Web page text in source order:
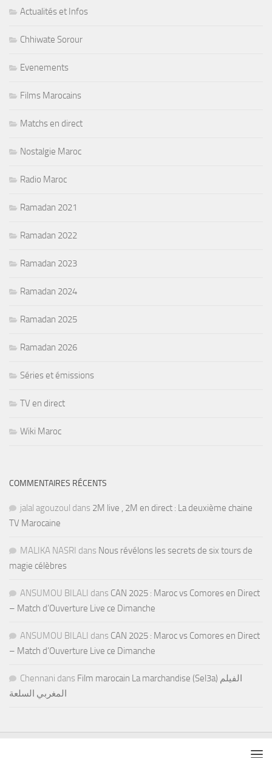
Actualités et Infos
Chhiwate Sorour
Evenements
Films Marocains
Matchs en direct
Nostalgie Maroc
Radio Maroc
Ramadan 2021
Ramadan 2022
Ramadan 2023
Ramadan 2024
Ramadan 2025
Ramadan 2026
Séries et émissions
TV en direct
Wiki Maroc
COMMENTAIRES RÉCENTS
jalal agouzoul dans 2M live , 2M en direct : La deuxième chaine
TV Marocaine
MALIKA NASRI dans Nous révélons les secrets de six tours de
magie célèbres
ANSUMOU BILALI dans CAN 2025 : Maroc vs Comores en Direct
– Match d’Ouverture Live ce Dimanche
ANSUMOU BILALI dans CAN 2025 : Maroc vs Comores en Direct
– Match d’Ouverture Live ce Dimanche
Chennani dans Film marocain La marchandise (Sel3a) الفيلم
المغربي السلعة